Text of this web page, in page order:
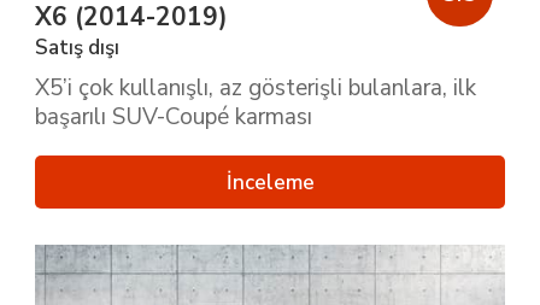
X6 (2014-2019)
Satış dışı
X5’i çok kullanışlı, az gösterişli bulanlara, ilk
başarılı SUV-Coupé karması
İnceleme